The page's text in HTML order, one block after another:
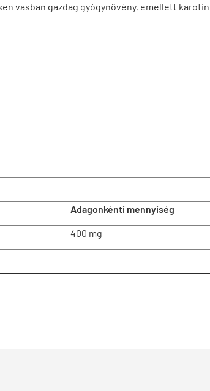
vasban gazdag gyógynövény, emellett
Adagonkénti mennyiség
400 mg